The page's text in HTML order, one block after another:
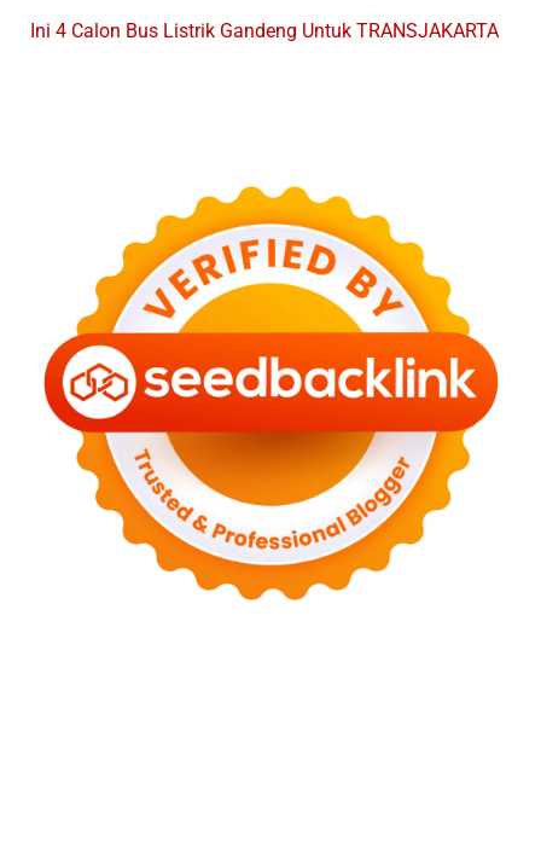
Ini 4 Calon Bus Listrik Gandeng Untuk TRANSJAKARTA